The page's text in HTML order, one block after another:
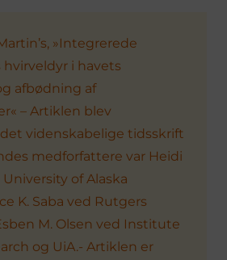
»Integrerede
i havets
afbødning af
– Artiklen blev
videnskabelige tidsskrift
medforfattere var Heidi
University of Alaska
K. Saba ved Rutgers
M. Olsen ved Institute
og UiA.- Artiklen er